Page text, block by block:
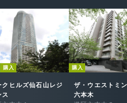
購入
クヒルズ仙石山レジ
ス
購入
ザ・ウエストミ
六本木